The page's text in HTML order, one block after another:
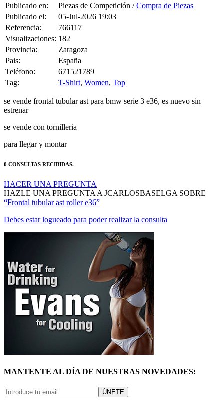
Publicado en:
Piezas de Competición /Compra de Piezas
Publicado el:
05-Jul-2026 19:03
Referencia:
766117
Visualizaciones: 182
Provincia:
Zaragoza
Pais:
España
Teléfono:
671521789
Tag:
T-Shirt, Women, Top
se vende frontal tubular ast para bmw serie 3 e36, es nuevo sin
estrenar
se vende con tornilleria
para llegar y montar
0 CONSULTAS RECIBIDAS.
HACER UNA PREGUNTA
HAZLE UNA PREGUNTA A JCARLOSBASELGA SOBRE
“Frontal tubular ast roller e36”
Debes estar logueado para poder realizar la consulta
MANTENTE AL DÍA DE NUESTRAS NOVEDADES:
ÚNETE